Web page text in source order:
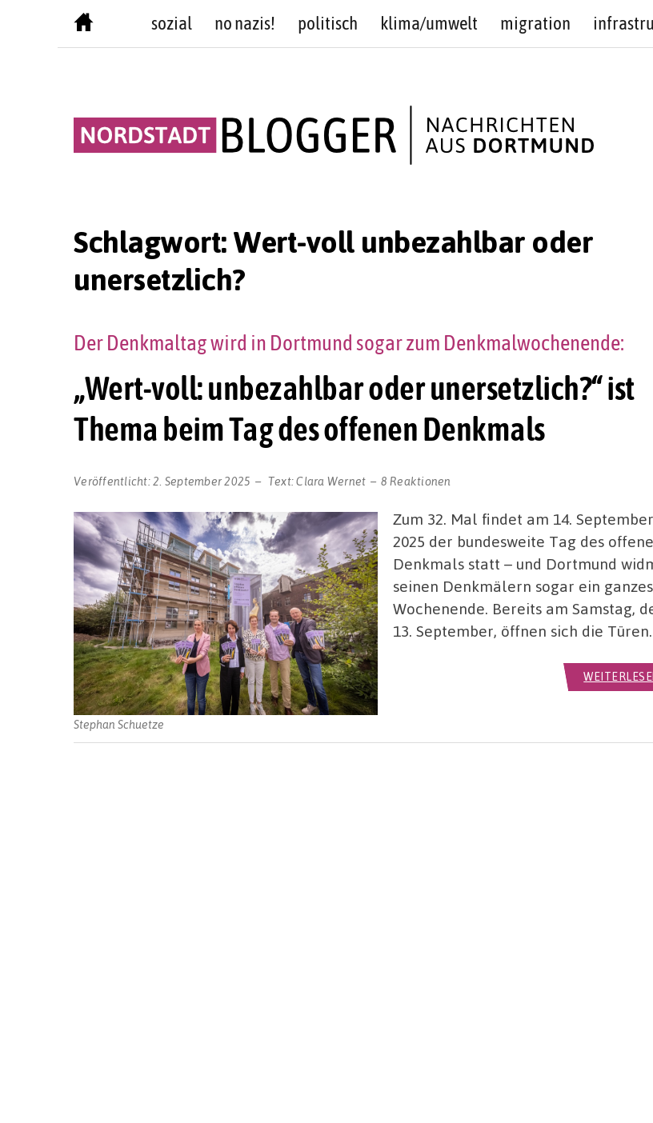
sozial no nazis! politisch klima/umwelt migration
Schlagwort:Wert-voll unbezahlbar oder
unersetzlich?
„Wert-voll: unbezahlbar oder unersetzlich?“ ist
Thema beim Tag des offenen Denkmals
Der Denkmaltag wird in Dortmund sogar zum Denkmalwochenende:
Veröffentlicht:2. September 2025 Text:Clara Wernet 8 Reaktionen
Stephan Schuetze
Zum 32. Mal findet am 14. September
2025 der bundesweite Tag des
Denkmals statt – und Dortmund
seinen Denkmälern sogar ein ganzes
Wochenende. Bereits am Samstag,
13. September, öffnen sich die